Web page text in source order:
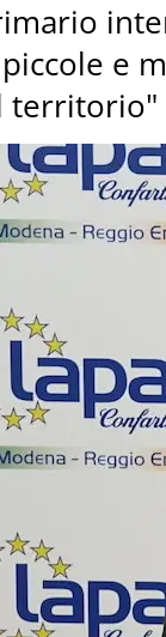
e
territorio"